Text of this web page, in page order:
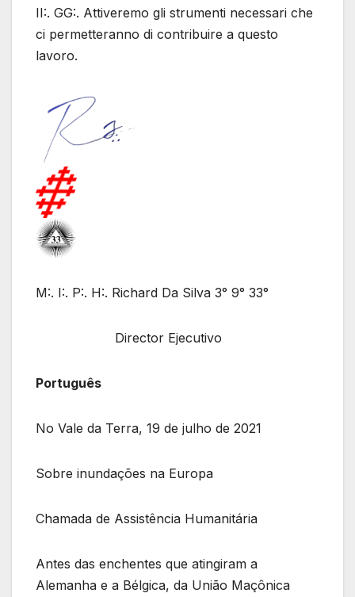
II:. GG:. Attiveremo gli strumenti necessari che
ci permetteranno di contribuire a questo
lavoro.
M:. I:. P:. H:. Richard Da Silva 3° 9° 33°
Director Ejecutivo
Português
No Vale da Terra, 19 de julho de 2021
Sobre inundações na Europa
Chamada de Assistência Humanitária
Antes das enchentes que atingiram a
Alemanha e a Bélgica, da União Maçônica